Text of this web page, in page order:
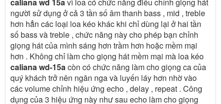
người sử dụng ở cả 3 tần số âm thanh bass , mid , treble
hơn hẳn các loại loa kéo khác khi chỉ dùng lại ở hai tần
số bass và treble , chức năng này cho phép bạn chỉnh
giọng hát của mình sáng hơn trầm hơn hoặc mềm mại
hơn . Không chỉ làm cho giọng hát mềm mại mà loa kéo
caliana wd-15acòn có chức năng làm cho giọng ca của
quý khách trở nên ngân nga và luyến láy hơn nhờ vào
các volume chỉnh hiệu ứng echo , delay , repeat . Công
dụng của 3 hiệu ứng này như sau echo làm cho giọng